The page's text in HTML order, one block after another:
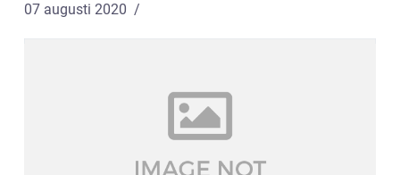
07 augusti 2020